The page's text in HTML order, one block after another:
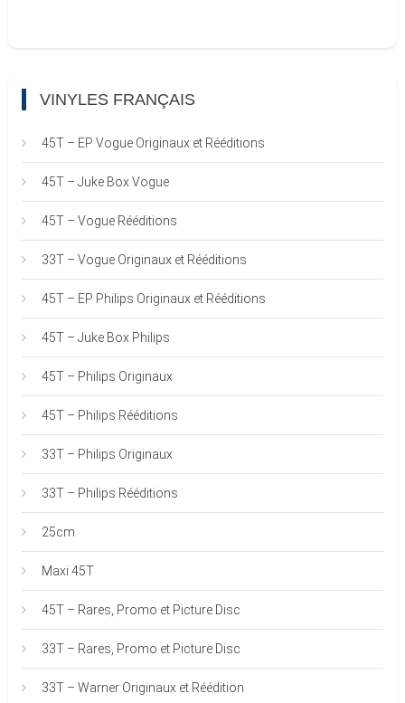
VINYLES FRANÇAIS
45T – EP Vogue Originaux et Rééditions
45T – Juke Box Vogue
45T – Vogue Rééditions
33T – Vogue Originaux et Rééditions
45T – EP Philips Originaux et Rééditions
45T – Juke Box Philips
45T – Philips Originaux
45T – Philips Rééditions
33T – Philips Originaux
33T – Philips Rééditions
25cm
Maxi 45T
45T – Rares, Promo et Picture Disc
33T – Rares, Promo et Picture Disc
33T – Warner Originaux et Réédition